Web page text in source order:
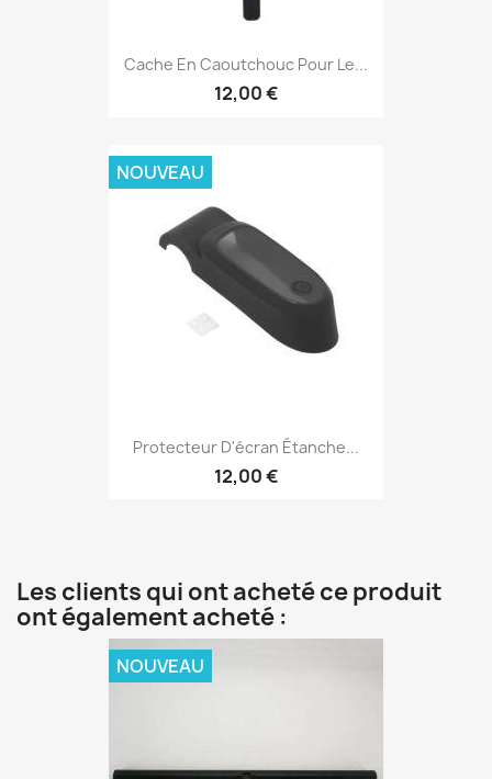
Cache En Caoutchouc Pour Le...
12,00 €
Protecteur D'écran Étanche...
12,00 €
NOUVEAU
Les clients qui ont acheté ce produit
ont également acheté :
NOUVEAU